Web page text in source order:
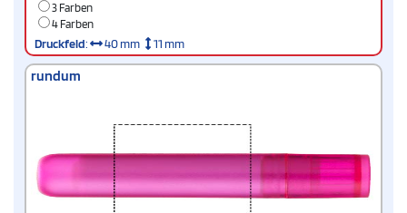
3 Farben
4 Farben
Druckfeld: 40 mm 11 mm
rundum